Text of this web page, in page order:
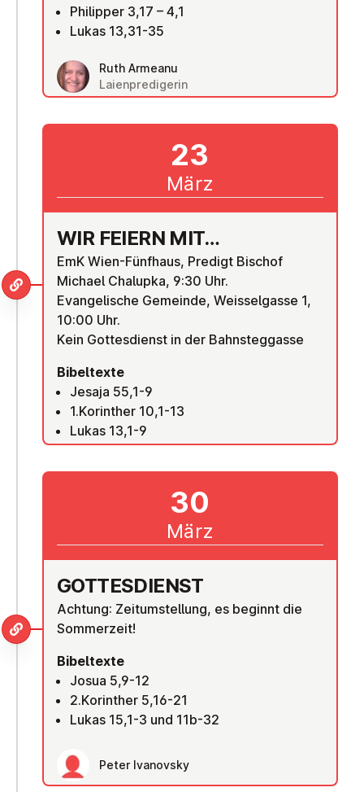
Philipper 3,17 – 4,1
Lukas 13,31-35
Ruth Armeanu
Laienpredigerin
WIR FEIERN MIT…
EmK Wien-Fünfhaus, Predigt Bischof
Michael Chalupka, 9:30 Uhr.
Evangelische Gemeinde, Weisselgasse 1,
10:00 Uhr.
Kein Gottesdienst in der Bahnsteggasse
Bibeltexte
Jesaja 55,1-9
1.Korinther 10,1-13
Lukas 13,1-9
23
März
GOT­TES­DIENST
Achtung: Zeitumstellung, es beginnt die
Sommerzeit!
Bibeltexte
Josua 5,9-12
2.Korinther 5,16-21
Lukas 15,1-3 und 11b-32
Peter Ivanovsky
30
März